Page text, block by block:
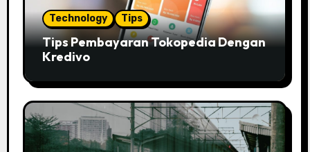
Technology Tips
Tips Pembayaran Tokopedia Dengan
Kredivo